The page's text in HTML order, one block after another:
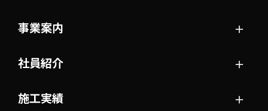
事業案内 ＋
社員紹介 ＋
施工実績 ＋